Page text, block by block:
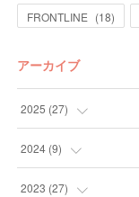
FRONTLINE (18)
アーカイブ
2025 (27)
( 13)
(14 )
2024(9)
(4
2023 (27)